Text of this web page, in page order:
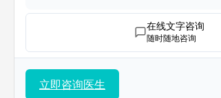
在线文字咨询
随时随地咨询
立即咨询医生